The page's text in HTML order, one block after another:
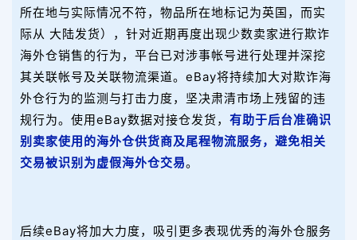
所在地与实际情况不符，物品所在地标记为英国，而实
际从 大陆发货），针对近期再度出现少数卖家进行欺诈
海外仓销售的行为，平台已对涉事帐号进行处理并深挖
其关联帐号及关联物流渠道。eBay将持续加大对欺诈海
外仓行为的监测与打击力度，坚决肃清市场上残留的违
规行为。使用eBay数据对接仓发货， 有助于后台准确识
别卖家使用的海外仓供货商及尾程物流服务，避免相关
交易被识别为虚假海外仓交易。
后续eBay将加大力度，吸引更多表现优秀的海外仓服务